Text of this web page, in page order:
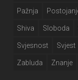
Pažnja
Shiva Sloboda
Svjesnost Svjest
Zabluda Znanje